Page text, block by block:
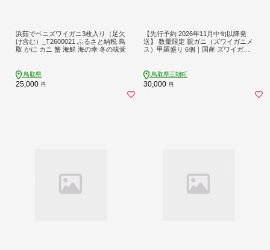
浜茹でベニズワイガニ3枚入り（足欠
け含む）_T2600021 ふるさと納税 鳥
取 かに カニ 蟹 海鮮 海の幸 冬の味覚
鳥取県
25,000 円
【先行予約 2026年11月中旬以降発
送】 数量限定 親ガニ（ズワイガニメ
ス）甲羅盛り 6個｜国産 ズワイガニ
鳥取県三朝町
30,000 円